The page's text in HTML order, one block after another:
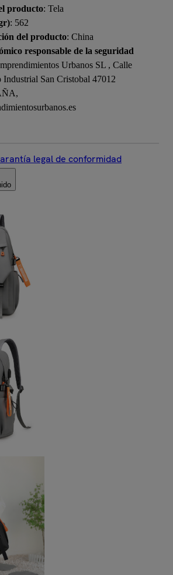
producto: Tela
: 562
del producto: China
responsable de la seguridad
Urbanos SL , Calle
San Cristobal 47012
legal de conformidad